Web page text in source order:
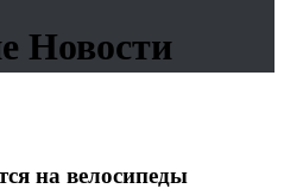
Новости
на велосипеды